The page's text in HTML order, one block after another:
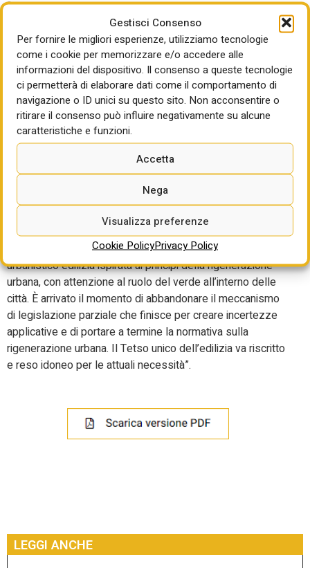
Gestisci Consenso
Per fornire le migliori esperienze, utilizziamo tecnologie
come i cookie per memorizzare e/o accedere alle
informazioni del dispositivo. Il consenso a queste tecnologie
ci permetterà di elaborare dati come il comportamento di
navigazione o ID unici su questo sito. Non acconsentire o
ritirare il consenso può influire negativamente su alcune
caratteristiche e funzioni.
Accetta
Nega
Visualizza preferenze
Cookie PolicyPrivacy Policy
“Riteniamo – ha detto – che questa proposta di legge dia
una risposta adeguata per mettere fine all’incertezza
normativa. La proposta di legge affronta e risolve con
l’interpretazione autentica la situazione che si era venuta a
creare. Non si tratta di edificare in maniera selvaggia in
zone prive di urbanizzazione, tutt’altro, si specifica che si
può intervenire in zone già urbanizzate. Chiarire che
demolizione e ricostruzione con determinati requisiti sono
ristrutturazione e non nuova costruzione è un aspetto
fondamentale per evitare un ulteriore consumo di suolo e
per intervenire in materia di rigenerazione urbana e
Anche la Rete delle Professioni tecniche ha potuto
esprimere la propria posizione. “Ribadiamo – hanno detto
– la necessità di una revisione organica della normativa
urbanistico edilizia ispirata ai principi della rigenerazione
urbana, con attenzione al ruolo del verde all’interno delle
città. È arrivato il momento di abbandonare il meccanismo
di legislazione parziale che finisce per creare incertezze
applicative e di portare a termine la normativa sulla
rigenerazione urbana. Il Tetso unico dell’edilizia va riscritto
e reso idoneo per le attuali necessità”.
LEGGI ANCHE